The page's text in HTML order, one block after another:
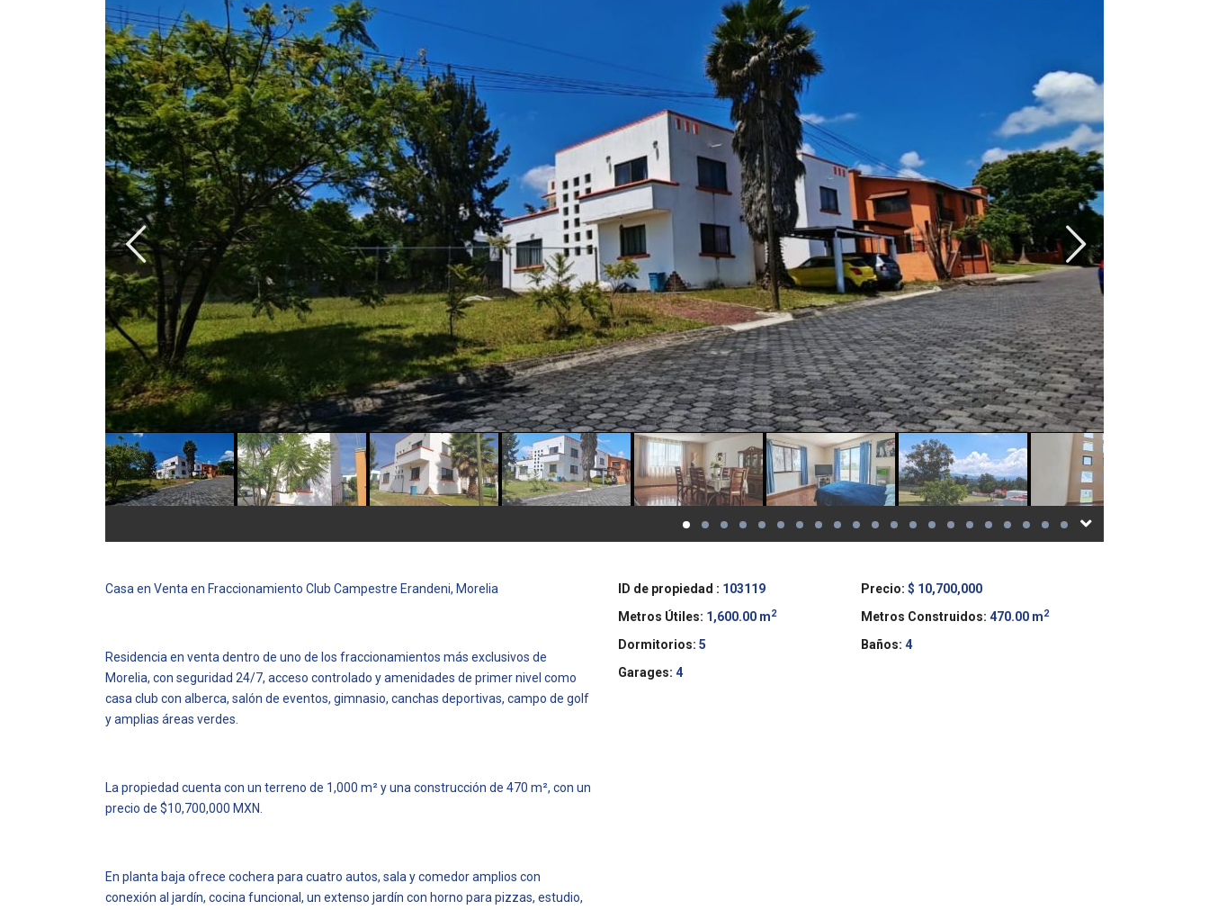
Casa en Venta en Fraccionamiento Club Campestre Erandeni, Morelia
Residencia en venta dentro de uno de los fraccionamientos más exclusivos de
Morelia, con seguridad 24/7, acceso controlado y amenidades de primer nivel como
casa club con alberca, salón de eventos, gimnasio, canchas deportivas, campo de golf
y amplias áreas verdes.
La propiedad cuenta con un terreno de 1,000 m² y una construcción de 470 m², con un
precio de $10,700,000 MXN.
En planta baja ofrece cochera para cuatro autos, sala y comedor amplios con
conexión al jardín, cocina funcional, un extenso jardín con horno para pizzas, estudio,
ID de propiedad : 103119 Precio: $ 10,700,000
Metros Útiles: 1,600.00 m2 Metros Construidos: 470.00 m2
Dormitorios: 5 Baños: 4
Garages: 4